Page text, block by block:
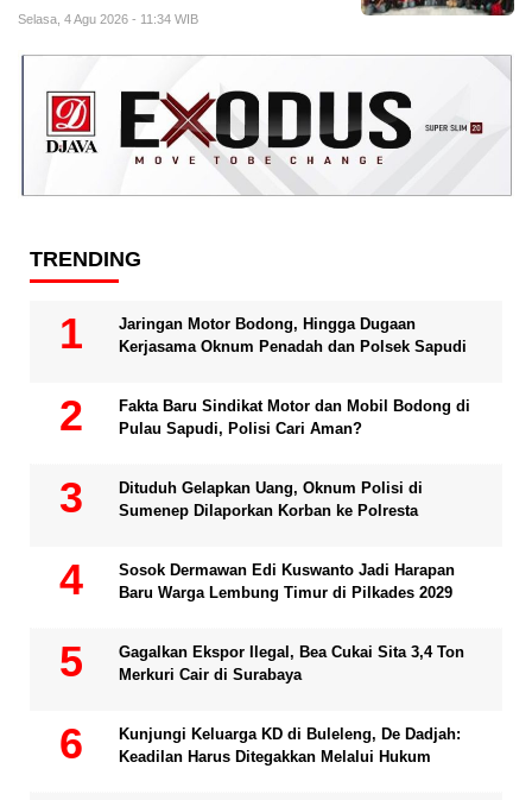
Selasa, 4 Agu 2026 - 11:34 WIB
TRENDING
Jaringan Motor Bodong, Hingga Dugaan
Kerjasama Oknum Penadah dan Polsek Sapudi
Fakta Baru Sindikat Motor dan Mobil Bodong di
Pulau Sapudi, Polisi Cari Aman?
Dituduh Gelapkan Uang, Oknum Polisi di
Sumenep Dilaporkan Korban ke Polresta
Sosok Dermawan Edi Kuswanto Jadi Harapan
Baru Warga Lembung Timur di Pilkades 2029
Gagalkan Ekspor Ilegal, Bea Cukai Sita 3,4 Ton
Merkuri Cair di Surabaya
Kunjungi Keluarga KD di Buleleng, De Dadjah:
Keadilan Harus Ditegakkan Melalui Hukum